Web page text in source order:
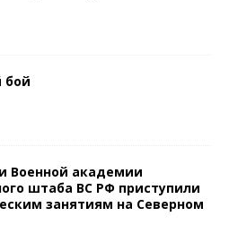
бой
Военной академии
штаба ВС РФ приступили
занятиям на Северном